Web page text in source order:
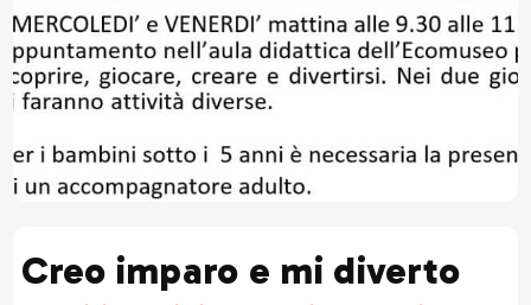
Creo imparo e mi diverto